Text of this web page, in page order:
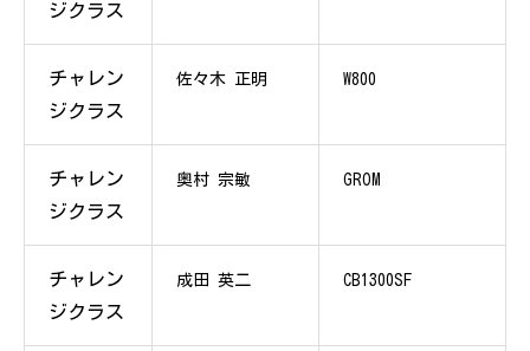
ジクラス
チャレン
ジクラス
佐々木 正明 W800
チャレン
ジクラス
奥村 宗敏 GROM
チャレン
ジクラス
成田 英二 CB1300SF